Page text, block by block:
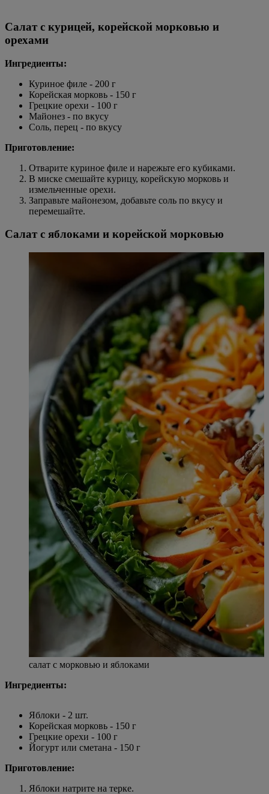
Салат с курицей, корейской морковью и
орехами
Ингредиенты:
Куриное филе - 200 г
Корейская морковь - 150 г
Грецкие орехи - 100 г
Майонез - по вкусу
Соль, перец - по вкусу
Приготовление:
Отварите куриное филе и нарежьте его кубиками.
В миске смешайте курицу, корейскую морковь и
измельченные орехи.
Заправьте майонезом, добавьте соль по вкусу и
перемешайте.
Салат с яблоками и корейской морковью
салат с морковью и яблоками
Ингредиенты:
Яблоки - 2 шт.
Корейская морковь - 150 г
Грецкие орехи - 100 г
Йогурт или сметана - 150 г
Приготовление:
Яблоки натрите на терке.